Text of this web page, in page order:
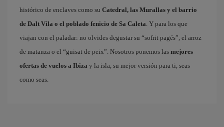
histórico de enclaves como su Catedral, las Murallas y el barrio
de Dalt Vila o el poblado fenicio de Sa Caleta. Y para los que
viajan con el paladar: no olvides degustar su “sofrit pagés”, el arroz
de matanza o el “guisat de peix”. Nosotros ponemos las mejores
ofertas de vuelos a Ibiza y la isla, su mejor versión para ti, seas
como seas.